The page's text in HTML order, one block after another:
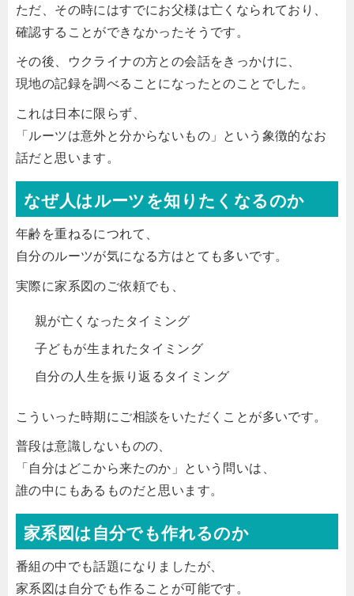
ただ、その時にはすでにお父様は亡くなられており、
確認することができなかったそうです。
その後、ウクライナの方との会話をきっかけに、
現地の記録を調べることになったとのことでした。
これは日本に限らず、
「ルーツは意外と分からないもの」という象徴的なお
話だと思います。
なぜ人はルーツを知りたくなるのか
年齢を重ねるにつれて、
自分のルーツが気になる方はとても多いです。
実際に家系図のご依頼でも、
親が亡くなったタイミング
子どもが生まれたタイミング
自分の人生を振り返るタイミング
こういった時期にご相談をいただくことが多いです。
普段は意識しないものの、
「自分はどこから来たのか」という問いは、
誰の中にもあるものだと思います。
家系図は自分でも作れるのか
番組の中でも話題になりましたが、
家系図は自分でも作ることが可能です。